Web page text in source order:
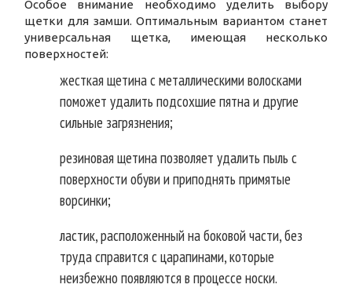
Особое внимание необходимо уделить выбору
щетки для замши. Оптимальным вариантом станет
универсальная щетка, имеющая несколько
поверхностей:
жесткая щетина с металлическими волосками
поможет удалить подсохшие пятна и другие
сильные загрязнения;
резиновая щетина позволяет удалить пыль с
поверхности обуви и приподнять примятые
ворсинки;
ластик, расположенный на боковой части, без
труда справится с царапинами, которые
неизбежно появляются в процессе носки.